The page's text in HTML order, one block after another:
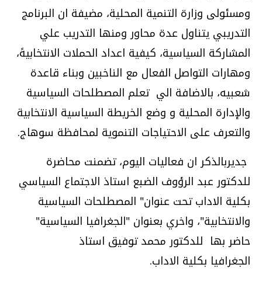
ومسئولى وزارة التنمية المحلية، مضيفة ان البرنامج
التدريبي يتناول عدة محاور ومنها التدريب علي
المشاركة السياسية، كيفية اعداد الحملات الانتخابيهً،
ومهارات التواصل الفعال مع الناخبين وبناء قاعدة
شعبيه، بالاضافة الي تعلم المصطلحات السياسية
والإدارة المحلية و وضع الخريطة السياسية الانتخابية
والتعرف على الاحتياجات التنموية لمحافظة سوهاج.
جديربالذكر ان فعاليات اليوم، تضمنت محاضرة
للدكتور عبد الرؤوف الضبع استاذ الاجتماع السياسي
بكلية الاداب تحت عنوان" المصطلحات السياسية
والانتخابية"، واخري بعنوان "الجغرافيا السياسية"
حاضر بها للدكتور محمد توفيق استاذ
الجغرافيا بكلية الاداب.